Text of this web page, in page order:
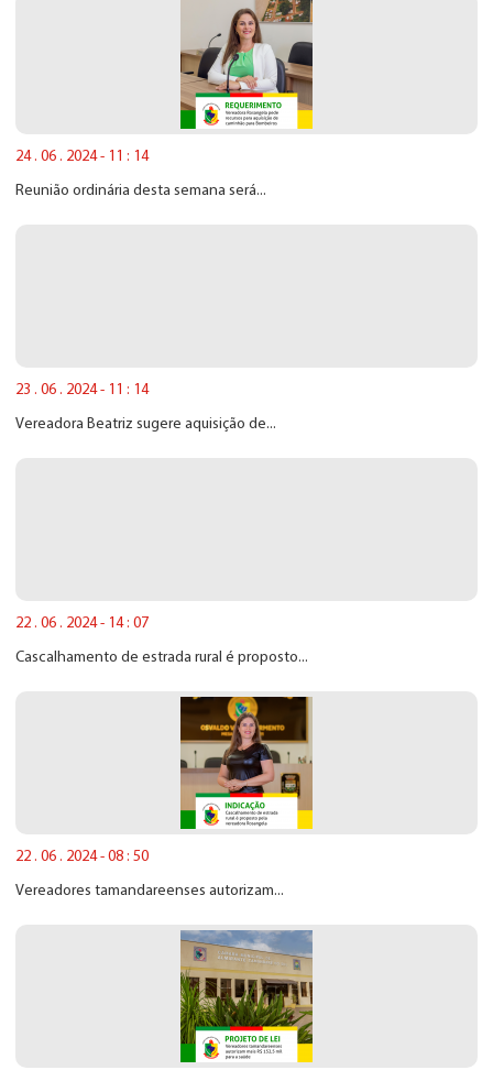
24 . 06 . 2024 - 11 : 14
Reunião ordinária desta semana será...
23 . 06 . 2024 - 11 : 14
Vereadora Beatriz sugere aquisição de...
22 . 06 . 2024 - 14 : 07
Cascalhamento de estrada rural é proposto...
22 . 06 . 2024 - 08 : 50
Vereadores tamandareenses autorizam...